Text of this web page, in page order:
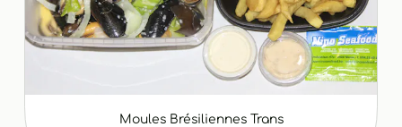
Moules Brésiliennes Trans